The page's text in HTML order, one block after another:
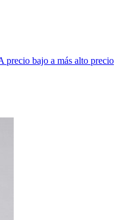
precio bajo a más alto precio